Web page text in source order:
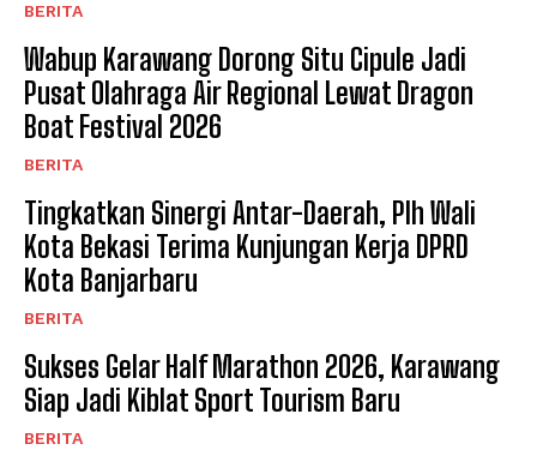
BERITA
Wabup Karawang Dorong Situ Cipule Jadi
Pusat Olahraga Air Regional Lewat Dragon
Boat Festival 2026
BERITA
Tingkatkan Sinergi Antar-Daerah, Plh Wali
Kota Bekasi Terima Kunjungan Kerja DPRD
Kota Banjarbaru
BERITA
Sukses Gelar Half Marathon 2026, Karawang
Siap Jadi Kiblat Sport Tourism Baru ​
BERITA